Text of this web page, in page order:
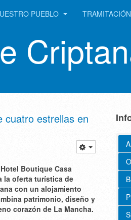
PUEBLO TRAMITACIÓN
cuatro estrellas en
Boutique Casa
la oferta turística de
con un alojamiento
patrimonio, diseño y
corazón de La Mancha.